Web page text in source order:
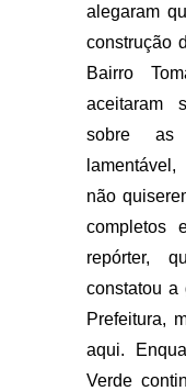
alegaram
construção
Bairro
aceitaram
sobre as
não
completos
repórter,
constatou a
Prefeitura,
aqui.
Verde